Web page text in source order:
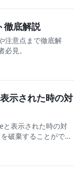
底解説
注意点まで徹底解
見。
示された時の対
表示された時の対
破棄することができ
メッセージの終わり